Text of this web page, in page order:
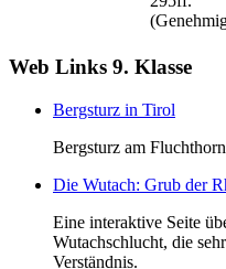
Web Links 9. Klasse
Bergsturz in Tirol
Bergsturz am
Die Wutach: Grub der
Eine interaktive Seite
Wutachschlucht, die
Verständnis.